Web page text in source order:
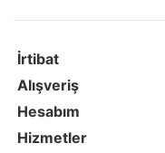
İrtibat
Alışveriş
Hesabım
Hizmetler